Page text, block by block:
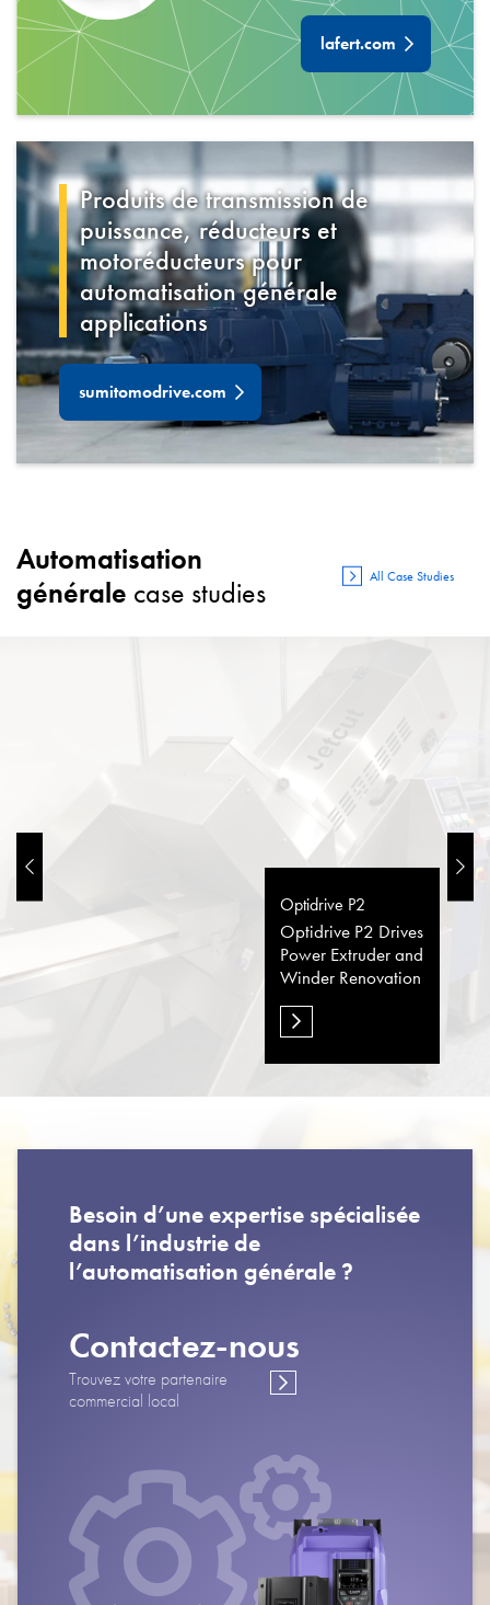
lafert.com
Produits de transmission de
puissance, réducteurs et
motoréducteurs pour
automatisation générale
applications
sumitomodrive.com
Automatisation
générale case studies All Case Studies
Optidrive P2
Optidrive P2 Drives
Power Extruder and
Winder Renovation
Besoin d’une expertise spécialisée
dans l’industrie de
l’automatisation générale ?
Contactez-nous
Trouvez votre partenaire
commercial local